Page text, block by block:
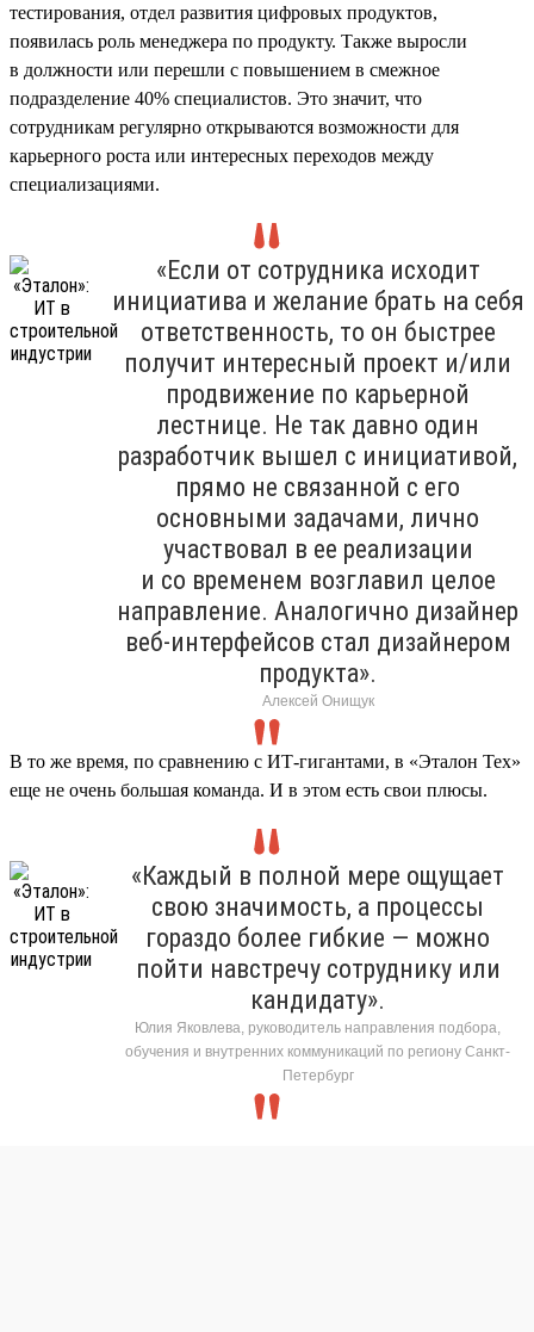
тестирования, отдел развития цифровых продуктов,
появилась роль менеджера по продукту. Также выросли
в должности или перешли с повышением в смежное
подразделение 40% специалистов. Это значит, что
сотрудникам регулярно открываются возможности для
карьерного роста или интересных переходов между
специализациями.
«Если от сотрудника исходит
инициатива и желание брать на себя
ответственность, то он быстрее
получит интересный проект и/или
продвижение по карьерной
лестнице. Не так давно один
разработчик вышел с инициативой,
прямо не связанной с его
основными задачами, лично
участвовал в ее реализации
и со временем возглавил целое
направление. Аналогично дизайнер
веб-интерфейсов стал дизайнером
продукта».
Алексей Онищук
В то же время, по сравнению с ИТ-гигантами, в «Эталон Тех»
еще не очень большая команда. И в этом есть свои плюсы.
«Каждый в полной мере ощущает
свою значимость, а процессы
гораздо более гибкие — можно
пойти навстречу сотруднику или
кандидату».
Юлия Яковлева, руководитель направления подбора,
обучения и внутренних коммуникаций по региону Санкт-
Петербург